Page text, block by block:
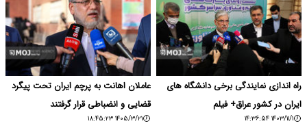
راه اندازی نمایندگی برخی دانشگاه های
ایران در کشور عراق+ فیلم
۱۴۰۳/۱۱/۱ ۱۴:۳۶:۵۴
عاملان اهانت به پرچم ایران تحت پیگرد
قضایی و انضباطی قرار گرفتند
۱۴۰۵/۳/۲۱ ۱۸:۴۵:۲۳